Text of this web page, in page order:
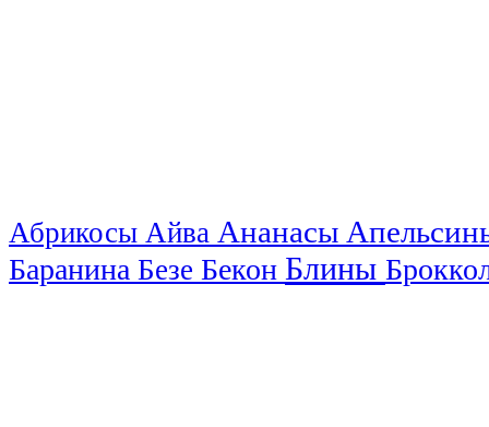
Абрикосы Айва Ананасы
Баранина Безе Бекон Блины